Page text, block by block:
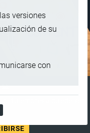
versiones
de su
con
tu empresa puede ser